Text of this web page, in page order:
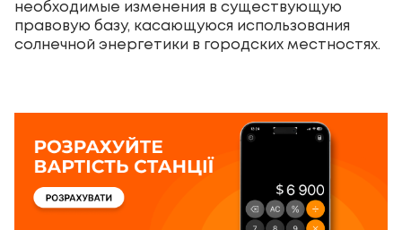
необходимые изменения в существующую
правовую базу, касающуюся использования
солнечной энергетики в городских местностях.